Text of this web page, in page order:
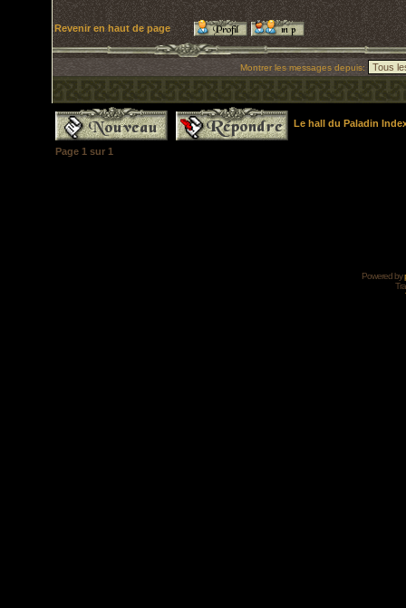
Revenir en haut de page
Montrer les messages depuis:
Le hall du Paladin
Page 1 sur 1
Powered by